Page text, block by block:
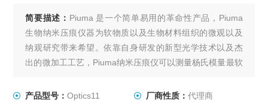
简要描述： Piuma 是一个简单易用的革命性产品，Piuma
生物纳米压痕仪器为软物质以及生物材料组织的微观以及
纳观研究带来希望。依靠自身研发的新型光学技术以及杰
出的微加工工艺，Piuma纳米压痕仪可以测量杨氏模量最软
液体中测试样品。其操作非常简单易学，只需将探头插入
产品型号：Optics11 厂商性质： 代理商